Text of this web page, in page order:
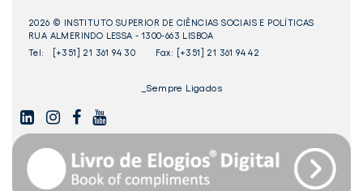
2026 © INSTITUTO SUPERIOR DE CIÊNCIAS SOCIAIS E POLÍTICAS
RUA ALMERINDO LESSA - 1300-663 LISBOA
Tel:
[+351] 21 361 94 30 Fax: [+351] 21 361 94 42
_Sempre Ligados
LINKEDININSTAGAMFACEBOOK
YOUTUBE